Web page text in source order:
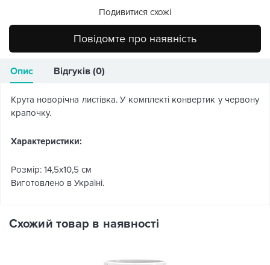
Подивитися схожі
Повідомте про наявність
Опис Відгуків (0)
Крута новорічна листівка. У комплекті конвертик у червону
крапочку.
Характеристики:
Розмір: 14,5х10,5 см
Виготовлено в Україні.
Схожий товар в наявності